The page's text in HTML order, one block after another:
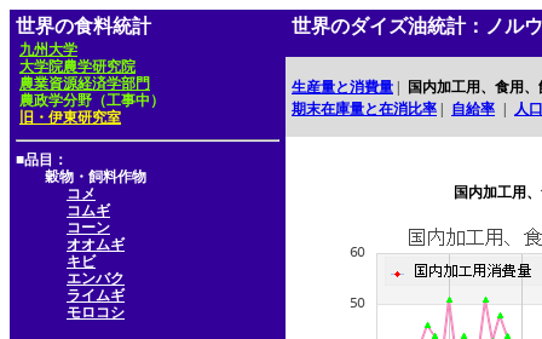
世界の食料統計
九州大学
大学院農学研究院
農業資源経済学部門
農政学分野（工事中）
旧・伊東研究室
■品目：
穀物・飼料作物
コメ
コムギ
コーン
オオムギ
キビ
エンバク
ライムギ
モロコシ
世界のダイズ油統計：ノル
生産量と消費量
国内加工用、食用
期末在庫量と在消比率
自給率 人口
国内加工用